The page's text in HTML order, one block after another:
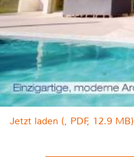
Jetzt laden (, PDF, 12.9 MB)